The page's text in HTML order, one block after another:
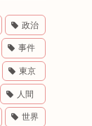
政治
事件
東京
人間
世界